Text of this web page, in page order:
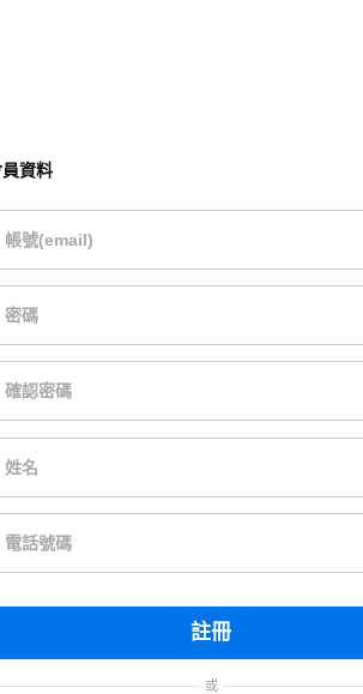
資料
帳號(email)
密碼
確認密碼
姓名
電話號碼
註冊
或